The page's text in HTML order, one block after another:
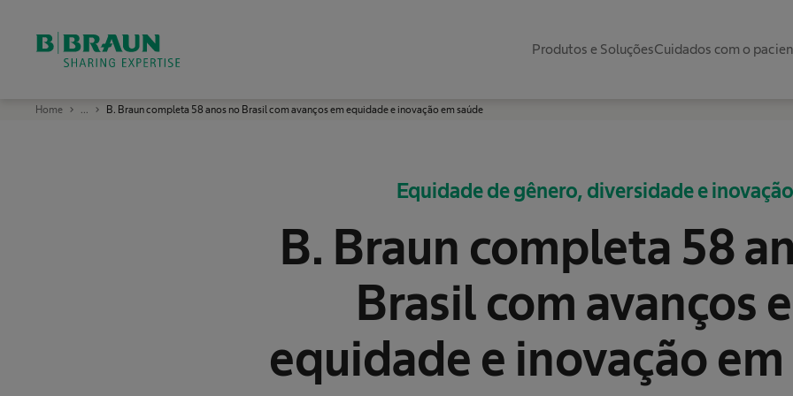
ok Produtos e SoluçõesCuidados com o
HomeB
... B. Braun completa 58 anos no Brasil com avanços em equidade e inovação em saúde
Equidade de gênero, diversidade e inovação
B. Braun completa 58
Brasil com avanços
equidade e inovação